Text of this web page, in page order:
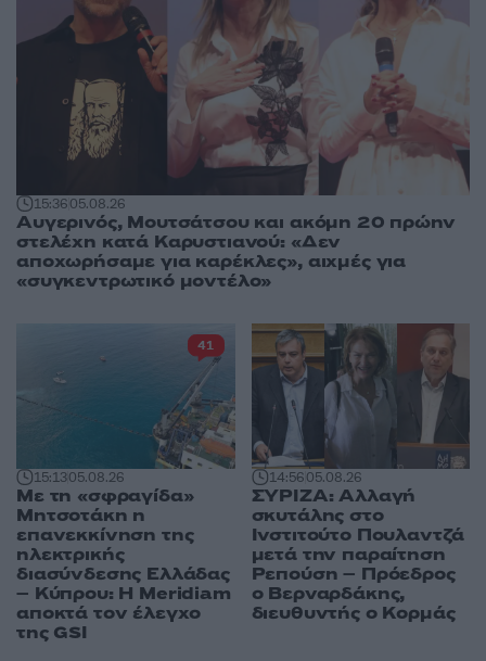
15:3605.08.26
Αυγερινός, Μουτσάτσου και ακόμη 20 πρώην
στελέχη κατά Καρυστιανού: «Δεν
αποχωρήσαμε για καρέκλες», αιχμές για
«συγκεντρωτικό μοντέλο»
15:1305.08.26
Με τη «σφραγίδα»
Μητσοτάκη η
επανεκκίνηση της
ηλεκτρικής
διασύνδεσης Ελλάδας
– Κύπρου: Η Meridiam
αποκτά τον έλεγχο
της GSI
41
14:5605.08.26
ΣΥΡΙΖΑ: Αλλαγή
σκυτάλης στο
Ινστιτούτο Πουλαντζά
μετά την παραίτηση
Ρεπούση – Πρόεδρος
ο Βερναρδάκης,
διευθυντής ο Κορμάς